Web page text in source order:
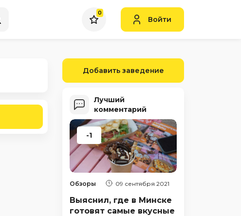
0
Войти
Добавить заведение
Лучший
комментарий
-1
Обзоры 09 сентября 2021
Выяснил, где в Минске
готовят самые вкусные